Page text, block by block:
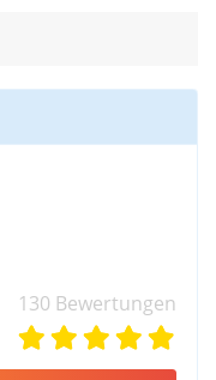
130 Bewertungen